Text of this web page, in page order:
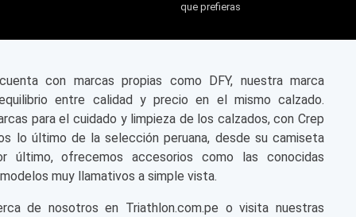
que prefieras
con marcas propias como DFY, nuestra marca
entre calidad y precio en el mismo calzado.
para el cuidado y limpieza de los calzados, con Crep
lo último de la selección peruana, desde su camiseta
último, ofrecemos accesorios como las conocidas
muy llamativos a simple vista.
de nosotros en Triathlon.com.pe o visita nuestras